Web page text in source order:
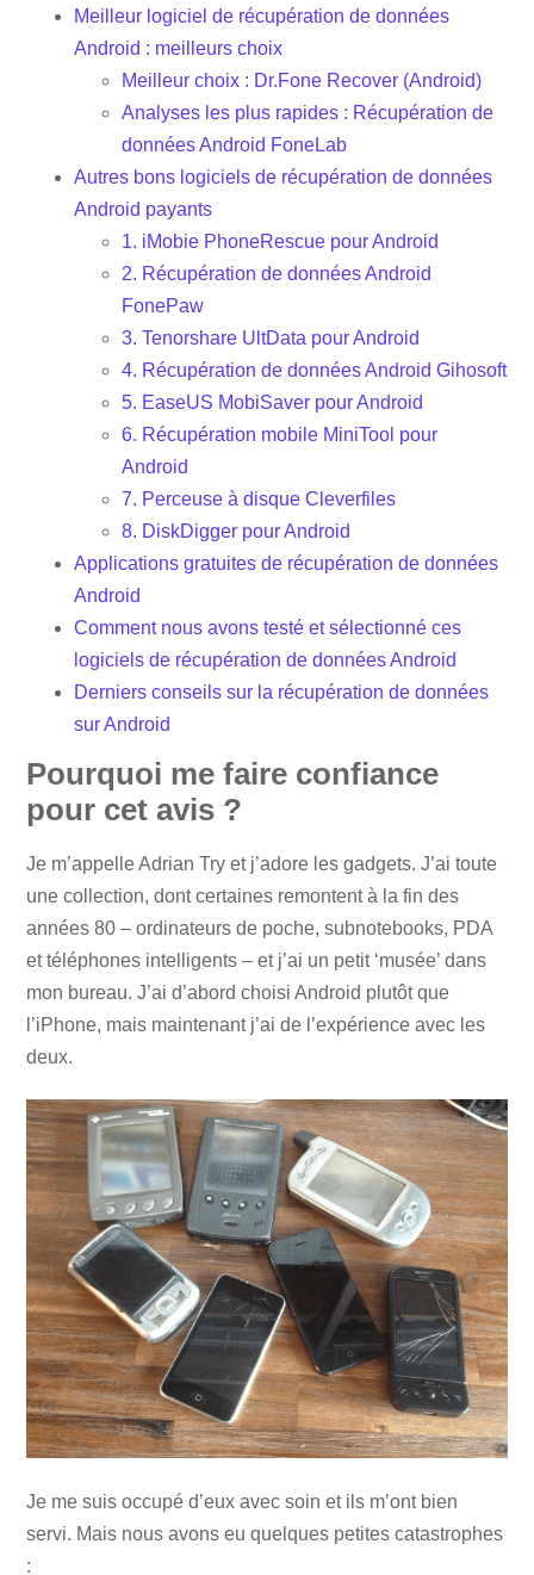
Meilleur logiciel de récupération de données
Android : meilleurs choix
Meilleur choix : Dr.Fone Recover (Android)
Analyses les plus rapides : Récupération de
données Android FoneLab
Autres bons logiciels de récupération de données
Android payants
1. iMobie PhoneRescue pour Android
2. Récupération de données Android
FonePaw
3. Tenorshare UltData pour Android
4. Récupération de données Android Gihosoft
5. EaseUS MobiSaver pour Android
6. Récupération mobile MiniTool pour
Android
7. Perceuse à disque Cleverfiles
8. DiskDigger pour Android
Applications gratuites de récupération de données
Android
Comment nous avons testé et sélectionné ces
logiciels de récupération de données Android
Derniers conseils sur la récupération de données
sur Android
Pourquoi me faire confiance
pour cet avis ?
Je m’appelle Adrian Try et j’adore les gadgets. J’ai toute
une collection, dont certaines remontent à la fin des
années 80 – ordinateurs de poche, subnotebooks, PDA
et téléphones intelligents – et j’ai un petit ‘musée’ dans
mon bureau. J’ai d’abord choisi Android plutôt que
l’iPhone, mais maintenant j’ai de l’expérience avec les
deux.
Je me suis occupé d’eux avec soin et ils m’ont bien
servi. Mais nous avons eu quelques petites catastrophes
: